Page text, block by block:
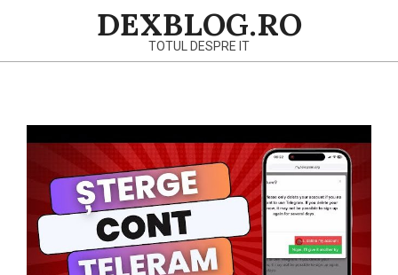
DEXBLOG.RO
TOTUL DESPRE IT
Navigation
Menu